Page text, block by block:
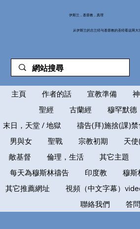
伊斯兰，基督教，真理
从伊斯兰的古兰经与基督教的圣经看这两大
主頁 作者的話 宣教準備
聖經
古蘭經 穆罕默德
末日，天堂 / 地獄
禱告(拜)施捨(課)
男與女
聖戰 宗教初期 天
敵基督
倫理，生活 其它主題
每天為穆斯林禱告
印度教
穆斯
其它推薦網址
視頻（中文字幕）
聯絡我們
答問